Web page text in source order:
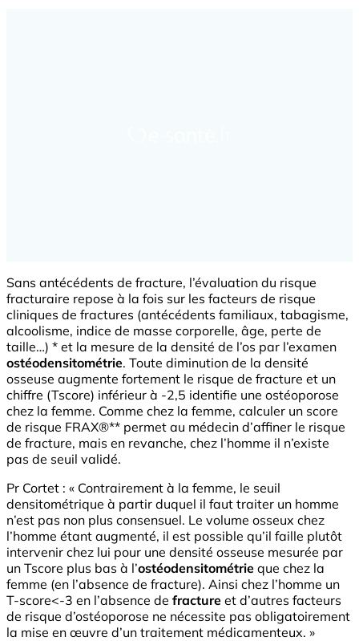
Sans antécédents de fracture, l’évaluation du risque
fracturaire repose à la fois sur les facteurs de risque
cliniques de fractures (antécédents familiaux, tabagisme,
alcoolisme, indice de masse corporelle, âge, perte de
taille…) * et la mesure de la densité de l’os par l’examen
ostéodensitométrie. Toute diminution de la densité
osseuse augmente fortement le risque de fracture et un
chiffre (Tscore) inférieur à -2,5 identifie une ostéoporose
chez la femme. Comme chez la femme, calculer un score
de risque FRAX®** permet au médecin d’affiner le risque
de fracture, mais en revanche, chez l’homme il n’existe
pas de seuil validé.
Pr Cortet : « Contrairement à la femme, le seuil
densitométrique à partir duquel il faut traiter un homme
n’est pas non plus consensuel. Le volume osseux chez
l’homme étant augmenté, il est possible qu’il faille plutôt
intervenir chez lui pour une densité osseuse mesurée par
un Tscore plus bas à l’ostéodensitométrie que chez la
femme (en l’absence de fracture). Ainsi chez l’homme un
T-score<-3 en l’absence de fracture et d’autres facteurs
de risque d’ostéoporose ne nécessite pas obligatoirement
la mise en œuvre d’un traitement médicamenteux. »